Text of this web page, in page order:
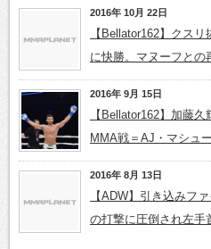
2016年 10月 22日
【Bellator162】クス
に快勝。マヌーフとの
2016年 9月 15日
【Bellator162】加藤
MMA戦＝AJ・マシュ
2016年 8月 13日
【ADW】引き込みフ
の打撃に圧倒され左手